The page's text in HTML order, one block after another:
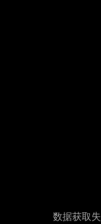
数据获取